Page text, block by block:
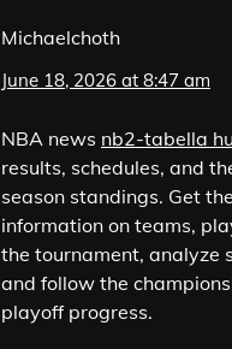
Michaelchoth
June 18, 2026 at 8:47 am
NBA news nb2-tabella hu
results, schedules, and
season standings. Get
information on teams,
the tournament, analyze
and follow the
playoff progress.